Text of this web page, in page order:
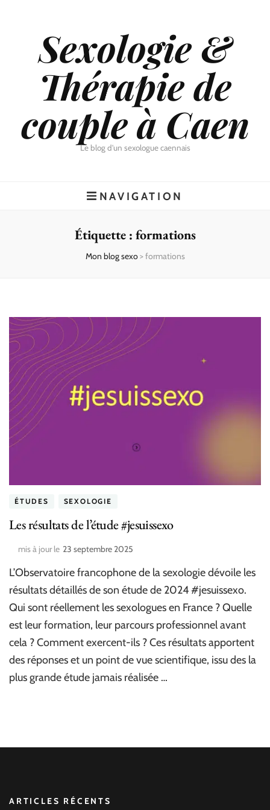
Sexologie &
Thérapie de
couple à Caen
Le blog d'un sexologue caennais
NAVIGATION
Étiquette : formations
Mon blog sexo>formations
ÉTUDES SEXOLOGIE
Les résultats de l’étude #jesuissexo
mis à jour le 23 septembre 2025
L’Observatoire francophone de la sexologie dévoile les
résultats détaillés de son étude de 2024 #jesuissexo.
Qui sont réellement les sexologues en France ? Quelle
est leur formation, leur parcours professionnel avant
cela ? Comment exercent-ils ? Ces résultats apportent
des réponses et un point de vue scientifique, issu des la
plus grande étude jamais réalisée …
ARTICLES RÉCENTS